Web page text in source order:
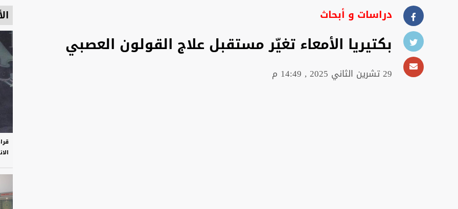
دراسات و أبحاث
بكتيريا الأمعاء تغيّر مستقبل علاج القولون العصبي
29 تشرين الثاني 2025 , 14:49 م